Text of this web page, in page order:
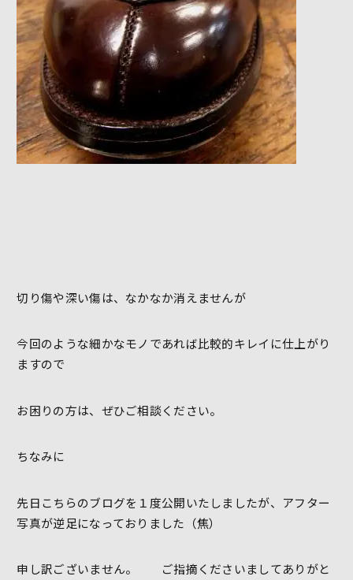
切り傷や深い傷は、なかなか消えませんが
今回のような細かなモノであれば比較的キレイに仕上がり
ますので
お困りの方は、ぜひご相談ください。
ちなみに
先日こちらのブログを１度公開いたしましたが、アフター
写真が逆足になっておりました（焦）
申し訳ございません。 ご指摘くださいましてありがと